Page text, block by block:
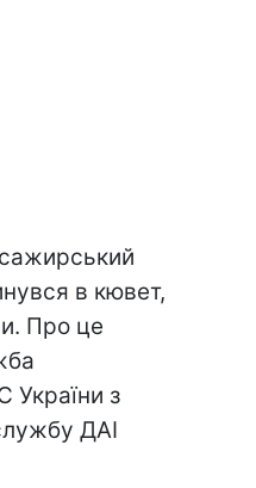
в кювет,
Про це
України з
ДАІ